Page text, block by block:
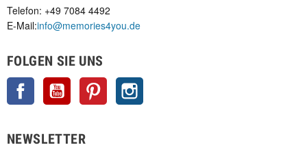
Telefon: +49 7084 4492
E-Mail:info@memories4you.de
FOLGEN SIE UNS
Facebook YouTube Pinterest
NEWSLETTER